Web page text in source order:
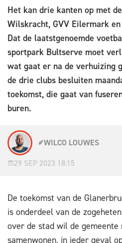
Het kan drie kanten op met
Wilskracht, GVV Eilermark
Dat de laatstgenoemde
sportpark Bultserve moet
wat gaat er na de verhuizing
de drie clubs besluiten
toekomst, die gaat van
buren.
WILCO LOUWES
29 SEP 2023 18:15
De toekomst van de
is onderdeel van de
over de stad wil de
samenwonen, in ieder geval